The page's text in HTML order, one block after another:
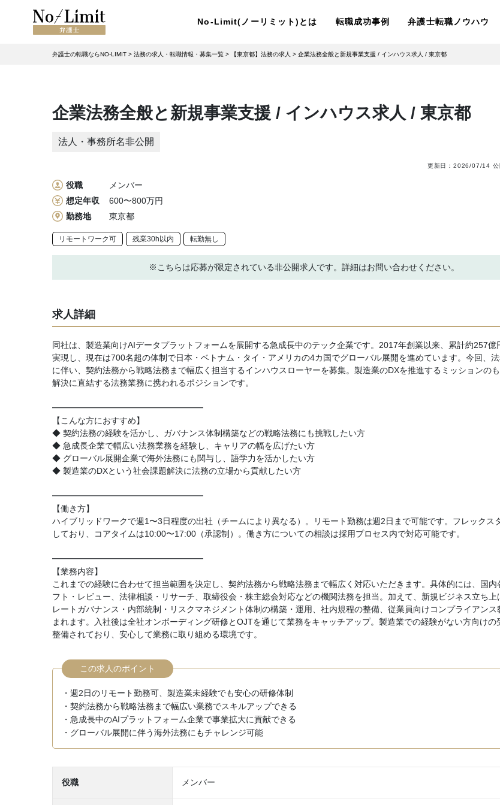
No-Limit(ノーリミット)とは 転職成功事例 弁護士転職ノウハウ
弁護士の転職ならNO-LIMIT > 法務の求人・転職情報・募集一覧 > 【東京都】法務の求人 > 企業法務全般と新規事業支援 / インハウス求人 / 東京都
企業法務全般と新規事業支援 / インハウス求人 / 東京都
法人・事務所名非公開
更新日： 2026/07/14 公
役職
メンバー
想定年収
600〜800万円
勤務地
東京都
リモートワーク可 残業30h以内 転勤無し
※こちらは応募が限定されている非公開求人です。詳細はお問い合わせください。
求人詳細
同社は、製造業向けAIデータプラットフォームを展開する急成長中のテック企業です。2017年創業以来、累計約257億
実現し、現在は700名超の体制で日本・ベトナム・タイ・アメリカの4カ国でグローバル展開を進めています。今回、
に伴い、契約法務から戦略法務まで幅広く担当するインハウスローヤーを募集。製造業のDXを推進するミッションの
解決に直結する法務業務に携われるポジションです。
━━━━━━━━━━━━━━━━━━
【こんな方におすすめ】
◆ 契約法務の経験を活かし、ガバナンス体制構築などの戦略法務にも挑戦したい方
◆ 急成長企業で幅広い法務業務を経験し、キャリアの幅を広げたい方
◆ グローバル展開企業で海外法務にも関与し、語学力を活かしたい方
◆ 製造業のDXという社会課題解決に法務の立場から貢献したい方
━━━━━━━━━━━━━━━━━━
【働き方】
ハイブリッドワークで週1〜3日程度の出社（チームにより異なる）。リモート勤務は週2日まで可能です。フレックス
しており、コアタイムは10:00〜17:00（承認制）。働き方についての相談は採用プロセス内で対応可能です。
━━━━━━━━━━━━━━━━━━
【業務内容】
これまでの経験に合わせて担当範囲を決定し、契約法務から戦略法務まで幅広く対応いただきます。具体的には、国内
フト・レビュー、法律相談・リサーチ、取締役会・株主総会対応などの機関法務を担当。加えて、新規ビジネス立ち上
レートガバナンス・内部統制・リスクマネジメント体制の構築・運用、社内規程の整備、従業員向けコンプライアンス
まれます。入社後は全社オンボーディング研修とOJTを通じて業務をキャッチアップ。製造業での経験がない方向けの
整備されており、安心して業務に取り組める環境です。
この求人のポイント
・週2日のリモート勤務可、製造業未経験でも安心の研修体制
・契約法務から戦略法務まで幅広い業務でスキルアップできる
・急成長中のAIプラットフォーム企業で事業拡大に貢献できる
・グローバル展開に伴う海外法務にもチャレンジ可能
役職 メンバー